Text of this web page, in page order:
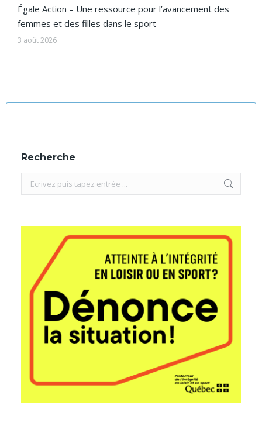
Égale Action – Une ressource pour l’avancement des
femmes et des filles dans le sport
3 août 2026
Recherche
Recherche
: